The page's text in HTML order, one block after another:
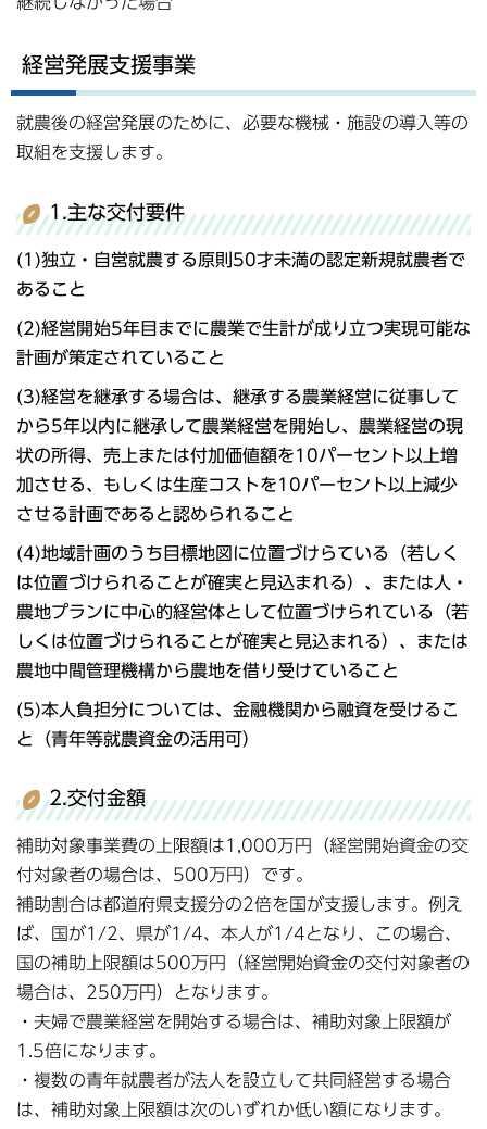
経営発展支援事業
就農後の経営発展のために、必要な機械・施設の導入等の
取組を支援します。
1.主な交付要件
(1)独立・自営就農する原則50才未満の認定新規就農者で
あること
(2)経営開始5年目までに農業で生計が成り立つ実現可能な
計画が策定されていること
(3)経営を継承する場合は、継承する農業経営に従事して
から5年以内に継承して農業経営を開始し、農業経営の現
状の所得、売上または付加価値額を10パーセント以上増
加させる、もしくは生産コストを10パーセント以上減少
させる計画であると認められること
(4)地域計画のうち目標地図に位置づけらている（若しく
は位置づけられることが確実と見込まれる）、または人・
農地プランに中心的経営体として位置づけられている（若
しくは位置づけられることが確実と見込まれる）、または
農地中間管理機構から農地を借り受けていること
(5)本人負担分については、金融機関から融資を受けるこ
と（青年等就農資金の活用可）
2.交付金額
補助対象事業費の上限額は1,000万円（経営開始資金の交
付対象者の場合は、500万円）です。
補助割合は都道府県支援分の2倍を国が支援します。例え
ば、国が1/2、県が1/4、本人が1/4となり、この場合、
国の補助上限額は500万円（経営開始資金の交付対象者の
場合は、250万円）となります。
・夫婦で農業経営を開始する場合は、補助対象上限額が
1.5倍になります。
・複数の青年就農者が法人を設立して共同経営する場合
は、補助対象上限額は次のいずれか低い額になります。